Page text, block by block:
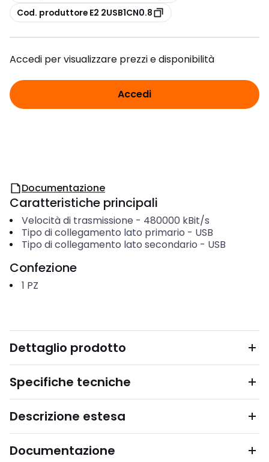
copia
Cod. produttore E2 2USB1CN0.8
Accedi per visualizzare prezzi e disponibilità
Accedi
Documentazione
Caratteristiche principali
Velocità di trasmissione - 480000 kBit/s
Tipo di collegamento lato primario - USB
Tipo di collegamento lato secondario - USB
Confezione
1 PZ
Dettaglio prodotto
Specifiche tecniche
Descrizione estesa
Documentazione